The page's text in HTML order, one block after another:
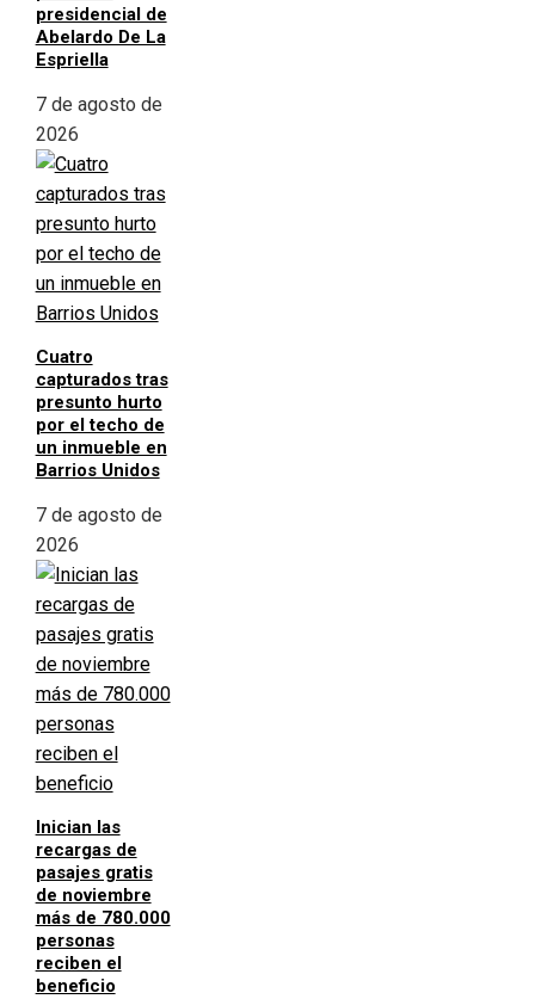
presidencial de
Abelardo De La
Espriella
7 de agosto de
2026
Cuatro
capturados tras
presunto hurto
por el techo de
un inmueble en
Barrios Unidos
7 de agosto de
2026
Inician las
recargas de
pasajes gratis
de noviembre
más de 780.000
personas
reciben el
beneficio